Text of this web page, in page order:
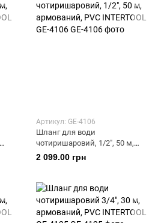
Артикул: GE-4106
Шланг для води
чотиришаровий, 1/2", 50 м,
армований, PVC INTERTOOL
2 099.00 грн